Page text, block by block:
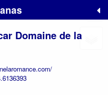
Domaine de la